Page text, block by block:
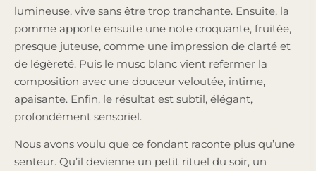
lumineuse, vive sans être trop tranchante. Ensuite, la
pomme apporte ensuite une note croquante, fruitée,
presque juteuse, comme une impression de clarté et
de légèreté. Puis le musc blanc vient refermer la
composition avec une douceur veloutée, intime,
apaisante. Enfin, le résultat est subtil, élégant,
profondément sensoriel.
Nous avons voulu que ce fondant raconte plus qu’une
senteur. Qu’il devienne un petit rituel du soir, un